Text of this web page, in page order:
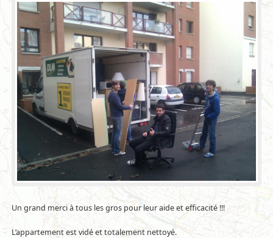
Un grand merci à tous les gros pour leur aide et efficacité !!!
L’appartement est vidé et totalement nettoyé.